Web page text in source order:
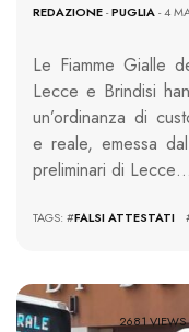
REDAZIONE-PUGLIA- 4
Le Fiamme Gialle
Lecce e Brindisi
un’ordinanza di
e reale, emessa
preliminari di Lecce…
TAGS: #FALSI ATTESTATI
2681 VIEWS